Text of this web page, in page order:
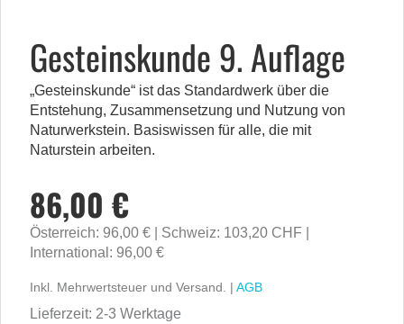
Gesteinskunde 9. Auflage
„Gesteinskunde“ ist das Standardwerk über die
Entstehung, Zusammensetzung und Nutzung von
Naturwerkstein. Basiswissen für alle, die mit
Naturstein arbeiten.
86,00 €
Österreich: 96,00 €
Schweiz: 103,20 CHF
International: 96,00 €
Inkl. Mehrwertsteuer und Versand. | AGB
Lieferzeit: 2-3 Werktage